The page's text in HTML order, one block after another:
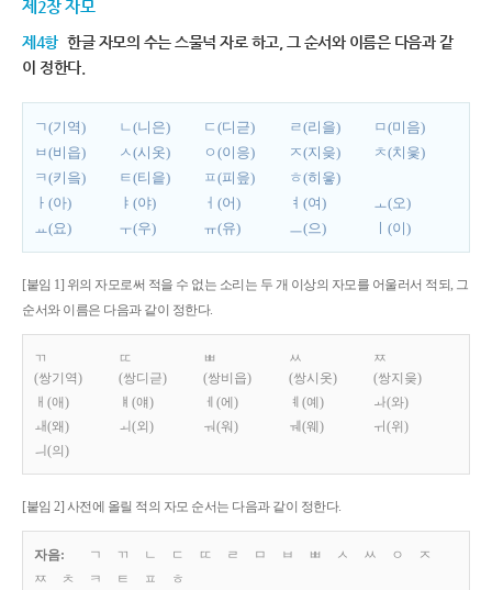
제2장 자모
제4항 한글 자모의 수는 스물넉 자로 하고, 그 순서와 이름은 다음과 같
이 정한다.
ㄱ(기역) ㄴ(니은) ㄷ(디귿) ㄹ(리을)
ㅁ(미음)
ㅂ(비읍)
ㅅ(시옷) ㅇ(이응) ㅈ(지읒)
ㅊ(치읓)
ㅋ(키읔)
ㅌ(티읕) ㅍ(피읖)
ㅎ(히읗)
ㅏ(아)
ㅑ(야) ㅓ(어) ㅕ(여)
ㅗ(오)
ㅛ(요)
ㅜ(우) ㅠ(유) ㅡ(으) ㅣ(이)
[붙임 1] 위의 자모로써 적을 수 없는 소리는 두 개 이상의 자모를 어울러서 적되, 그
순서와 이름은 다음과 같이 정한다.
ㄲ
(쌍기역)
ㄸ
(쌍디귿)
ㅃ
(쌍비읍)
ㅆ
(쌍시옷)
ㅉ
(쌍지읒)
ㅐ(애)
ㅒ(얘) ㅔ(에) ㅖ(예)
ㅘ(와)
ㅙ(왜)
ㅚ(외) ㅝ(워) ㅞ(웨)
ㅟ(위)
ㅢ(의)
[붙임 2] 사전에 올릴 적의 자모 순서는 다음과 같이 정한다.
자음: ㄱ ㄲ ㄴ ㄷ ㄸ ㄹ ㅁ ㅂ ㅃ ㅅ ㅆ ㅇ
ㅈ
ㅉ
ㅊ ㅋ ㅌ ㅍ
ㅎ